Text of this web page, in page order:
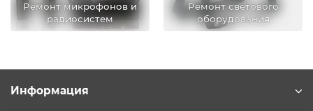
Ремонт микрофонов и
радиосистем
Ремонт светового
оборудования
Информация